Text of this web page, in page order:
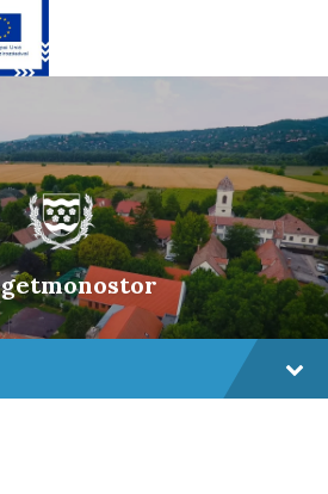
content
main
navigation
footer